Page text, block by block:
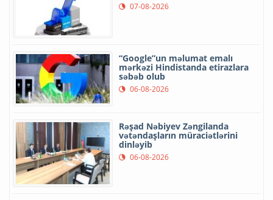
07-08-2026
“Google”un məlumat emalı
mərkəzi Hindistanda etirazlara
səbəb olub
06-08-2026
Rəşad Nəbiyev Zəngilanda
vətəndaşların müraciətlərini
dinləyib
06-08-2026